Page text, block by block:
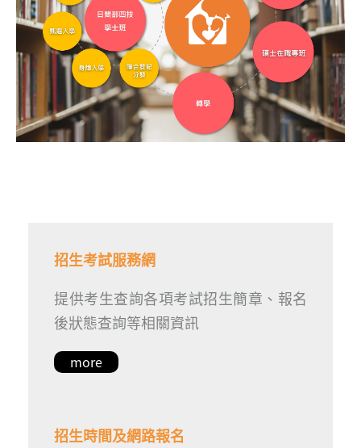
招生考試服務網
提供考生查詢各項考試招生簡章、報名
後狀態查詢等相關資訊
more
招生時間及網路報名